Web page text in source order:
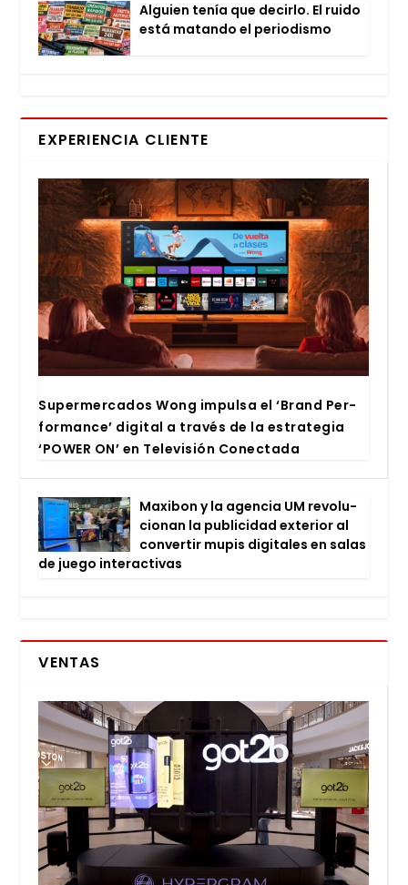
Alguien tenía que decir­lo. El rui­do
está matan­do el perio­dis­mo
EXPERIENCIA CLIENTE
Super­mer­ca­dos Wong impul­sa el ‘Brand Per­
for­man­ce’ digi­tal a tra­vés de la estra­te­gia
‘POWER ON’ en Tele­vi­sión Conec­ta­da
Maxi­bon y la agen­cia UM revo­lu­
cio­nan la publi­ci­dad exte­rior al
con­ver­tir mupis digi­ta­les en salas
de jue­go inter­ac­ti­vas
VENTAS